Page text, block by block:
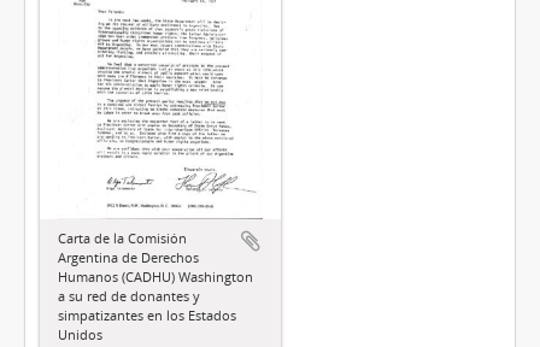
Carta de la Comisión
Argentina de Derechos
Humanos (CADHU) Washington
a su red de donantes y
simpatizantes en los Estados
Unidos